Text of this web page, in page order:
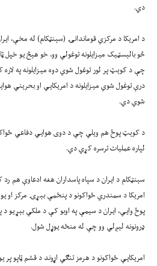
دي.
د امريکا د مرکزي قوماندانۍ (سېنټکام) له مخې،
څو بالېسټيک ميزايلونه توغولي وو، خو هېڅ يو
چې د کوېټ پر لور توغول شوي دوه ميزايلونه په
درې توغول شوي ميزايلونه د امريکايي او بحريني
شوي دي.
د کوېټ پوځ هم ويلي چې د دوی هوايي دفاعي
لپاره عمليات ترسره کړي دي.
سېنټکام د ايران د سپاه پاسداران هغه ادعاوې
امريکا د سمندري ځواکونو د پنځمې بېړۍ مرکز او
پوځ وايي، ايران د سيمې په اوبو کې د ملکي بېړيو د
ډرونونه لېږلي وو چې له منځه يوړل شول.
امريکايي ځواکونو د هرمز تنګي اړوند د قشم ټاپو